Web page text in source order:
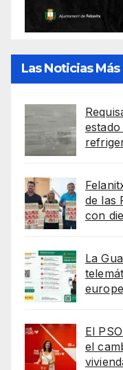
Las Noticias
de las
con
La
El
el